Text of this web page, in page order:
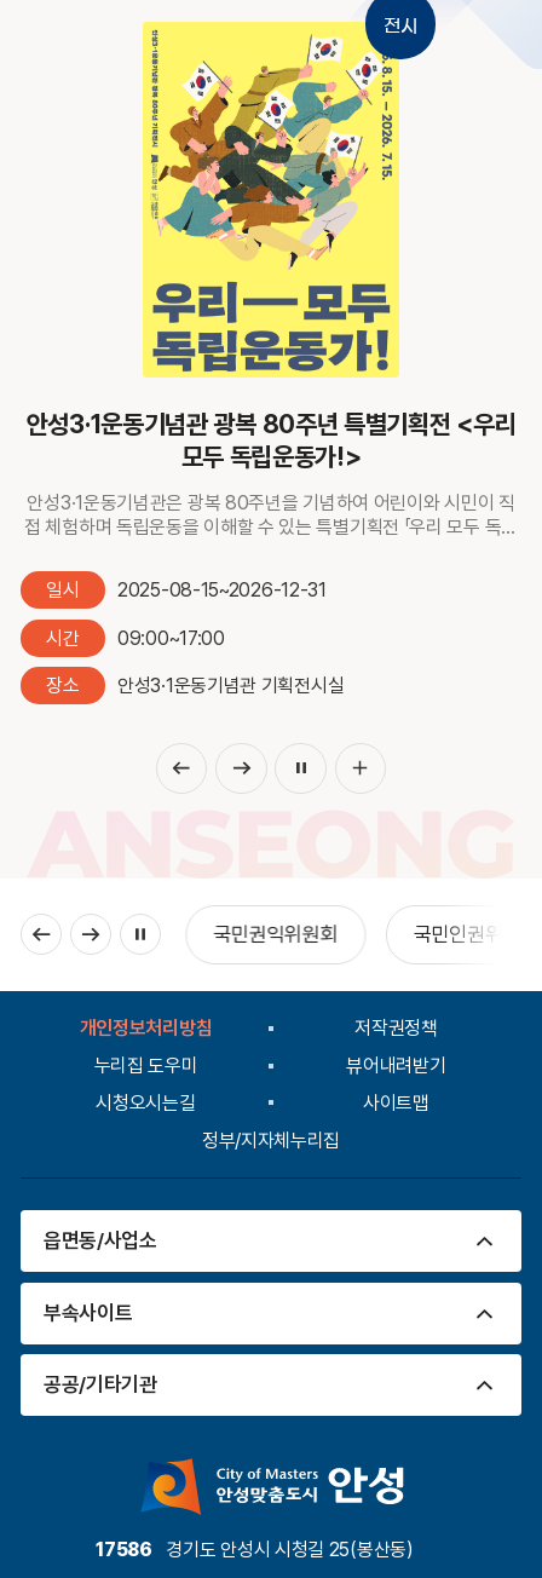
전시
안성천 작은미술관, 결 갤러리 「5years'」 개최
안성 우리동네 작은미술관 결갤러리는 2026년 8월 1일부터 8월 30
일까지 유현배 작가의 개인전 《5years》를 개최한다. 이번 전시는 작
가가 지난 5년간 축적해온 작업을 조망하는 자리로, 일상 속에서 반
복적으로 이어온 드로잉과 기록의 시간을 중심으로 구성된다. 작가는
뉴욕 체류 시절, 지인의 소개로 맨해튼에 위치한 Art Students
League of New York에서 수학하며 다양한 미술적 경험과 표현 기
법을 쌓았다. 이러한 경험은 이후 작가의 작업 세계를 형성하는 중요
한 기반이 되었다. 작가는 어느 순간부터 일상의 단편을 무심히 끄적
이기 시작했고, 이는 습관처럼 지속되며 자연스럽게 축적되었다. 이
번 전시는 이러한 축적의 과정이 어떻게 하나의 작업 세계로 확장되
었는지를 보여주면서, 작가 개인의 작업을 넘어, 시간과 장소, 그리고
을 살아가는 ‘몸’과 ‘얼굴’에 대한 탐구를 중심으로 한다. 반복되는 삶
의 순간 속에서 인간 존재에 대한 근원적인 질문을 던지며, 이는 특정
시간
장소 안성천 작은미술관 결 갤러리
국민인권위원회 금융감독원
개인정보처리방침
저작권정책
누리집 도우미
뷰어내려받기
시청오시는길
사이트맵
정부/지자체누리집
읍면동/사업소
부속사이트
공공/기타기관
17586
경기도 안성시 시청길 25(봉산동)
안성시민원상담콜센터(대표전화) 031-678-2114 (평일